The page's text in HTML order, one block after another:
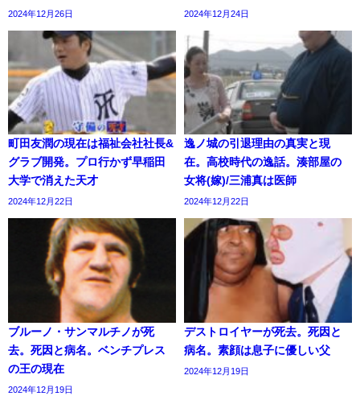
2024年12月26日 2024年12月24日
町田友潤の現在は福祉会社社長&
グラブ開発。プロ行かず早稲田
大学で消えた天才
2024年12月22日
逸ノ城の引退理由の真実と現
在。高校時代の逸話。湊部屋の
女将(嫁)/三浦真は医師
2024年12月22日
ブルーノ・サンマルチノが死
去。死因と病名。ベンチプレス
の王の現在
2024年12月19日
デストロイヤーが死去。死因と
病名。素顔は息子に優しい父
2024年12月19日